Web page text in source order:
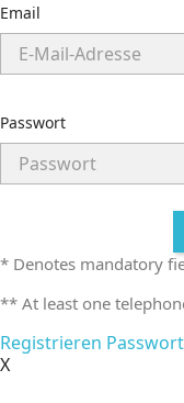
Email
Passwort
* Denotes mandatory
** At least one
Registrieren
X